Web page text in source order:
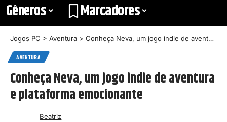
Gêneros
Marcadores
Jogos PC > Aventura > Conheça Neva, um jogo indie de aventura e plataforma emocionante
AVENTURA
Conheça Neva, um jogo indie de aventura
e plataforma emocionante
Beatriz